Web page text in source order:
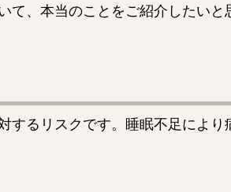
て、本当のことをご紹介したいと
するリスクです。睡眠不足によ